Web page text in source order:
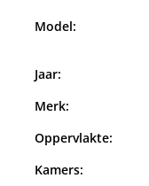
Model:
Jaar:
Merk:
Oppervlakte:
Kamers: